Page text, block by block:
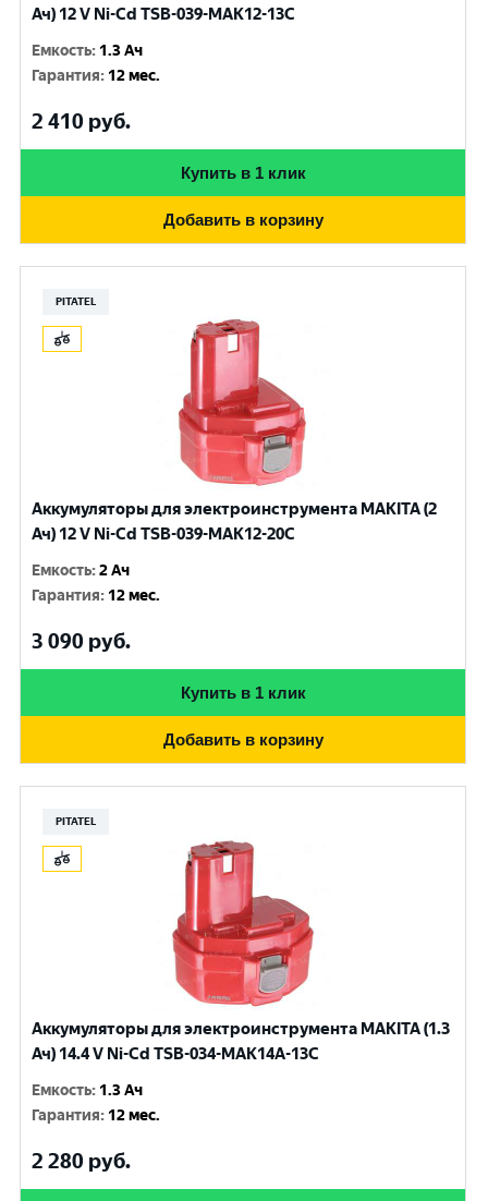
Ач) 12 V Ni-Cd TSB-039-MAK12-13C
Емкость: 1.3 Ач
Гарантия: 12 мес.
2 410 руб.
Купить в 1 клик
Добавить в корзину
PITATEL
Аккумуляторы для электроинструмента MAKITA (2
Ач) 12 V Ni-Cd TSB-039-MAK12-20C
Емкость:2 Ач
Гарантия: 12 мес.
3 090 руб.
Купить в 1 клик
Добавить в корзину
PITATEL
Аккумуляторы для электроинструмента MAKITA (1.3
Ач) 14.4 V Ni-Cd TSB-034-MAK14A-13C
Емкость: 1.3 Ач
Гарантия: 12 мес.
2 280 руб.